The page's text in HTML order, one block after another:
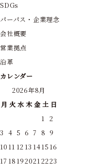
SDGs
パーパス・企業理念
会社概要
営業拠点
沿革
カレンダー
2026年8月
月 火水 木金 土 日
1 2
3 4 5 6 7 8 9
10 11 12 13 1415 16
17 18 1920212223